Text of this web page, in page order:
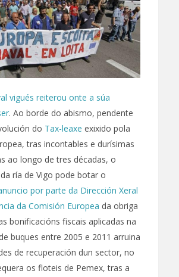
vigués reiterou onte a súa
. Ao borde do abismo, pendente
do Tax-leaxe exixido pola
tras incontables e durísimas
ao longo de tres décadas, o
ría de Vigo pode botar o
por parte da Dirección Xeral
da Comisión Europea da obriga
bonificacións fiscais aplicadas na
buques entre 2005 e 2011 arruina
de recuperación dun sector, no
os floteis de Pemex, tras a